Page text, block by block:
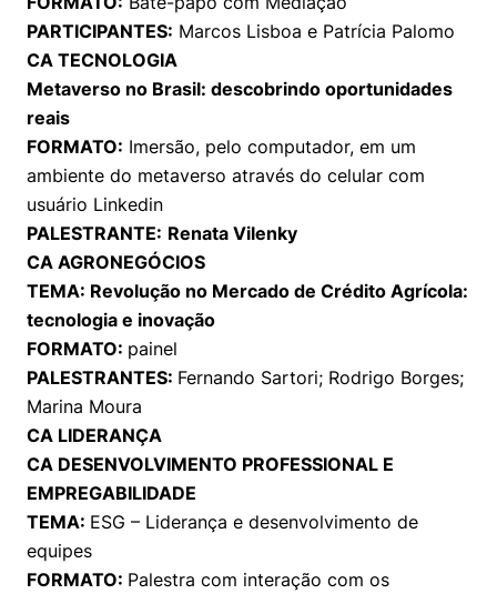
PARTICIPANTES: Marcos Lisboa e Patrícia Palomo
CA TECNOLOGIA
Metaverso no Brasil: descobrindo oportunidades
reais
FORMATO: Imersão, pelo computador, em um
ambiente do metaverso através do celular com
usuário Linkedin
PALESTRANTE: Renata Vilenky
CA AGRONEGÓCIOS
TEMA: Revolução no Mercado de Crédito Agrícola:
tecnologia e inovação
FORMATO: painel
PALESTRANTES: Fernando Sartori; Rodrigo Borges;
Marina Moura
CA LIDERANÇA
CA DESENVOLVIMENTO PROFESSIONAL E
EMPREGABILIDADE
TEMA: ESG – Liderança e desenvolvimento de
equipes
FORMATO: Palestra com interação com os
Cookies estritamente necessários
Cookies de preferências de usuário